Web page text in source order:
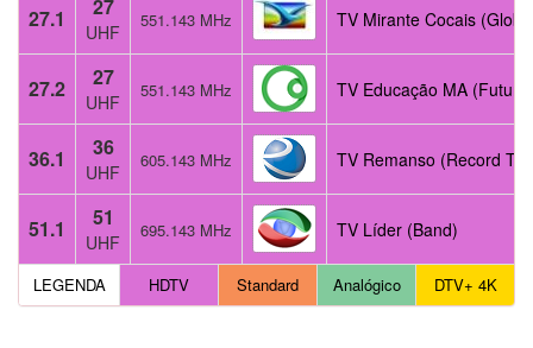
27.1 27
UHF
551.143 MHz TV Mirante Cocais
27.2 27
UHF
551.143 MHz TV Educação MA (Futura)
36.1 36
UHF
605.143 MHz TV Remanso (Record TV)
51.1 51
UHF
695.143 MHz TV Líder (Band)
LEGENDA HDTV Standard Analógico DTV+ 4K